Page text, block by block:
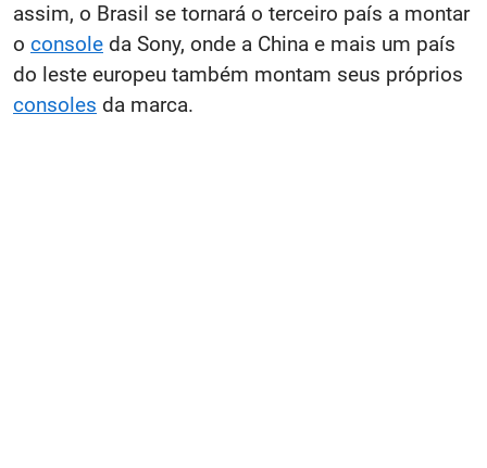
assim, o Brasil se tornará o terceiro país a montar
o console da Sony, onde a China e mais um país
do leste europeu também montam seus próprios
consoles da marca.